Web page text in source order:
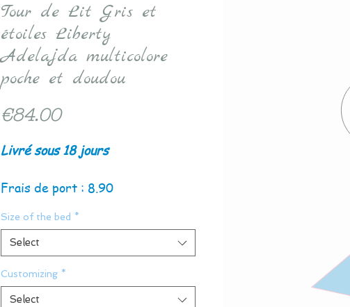
Tour de Lit Gris et
étoiles Liberty
Adelajda multicolore
poche et doudou
€84.00Price
Livré sous 18 jours
Frais de port : 8.90
Size of the bed *
Select
Customizing *
Select